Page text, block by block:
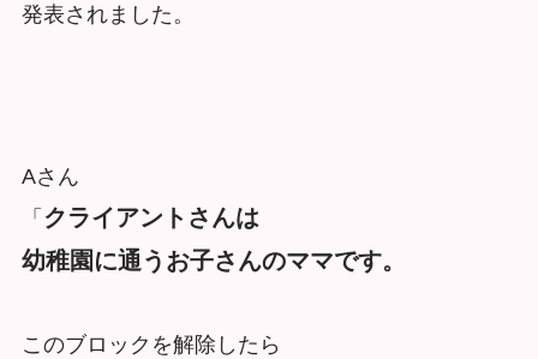
発表されました。
Aさん
「 クライアントさんは
幼稚園に通うお子さんのママです。
このブロックを解除したら